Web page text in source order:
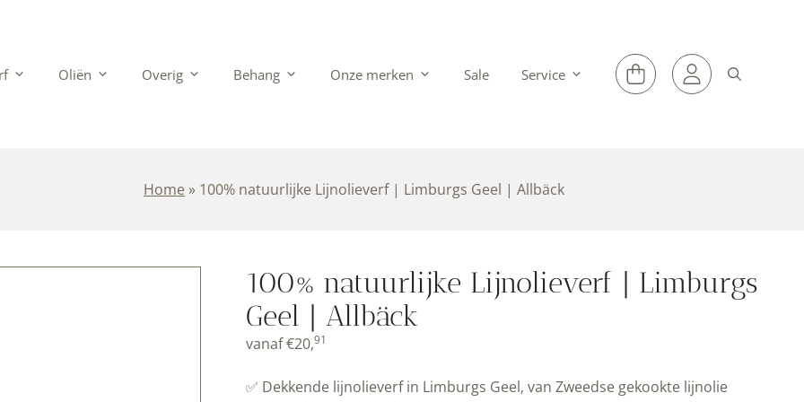
Oliën Overig Behang Onze merken Sale Service
Home » 100% natuurlijke Lijnolieverf | Limburgs Geel | Allbäck
100% natuurlijke Lijnolieverf | Limburgs
Geel | Allbäck
vanaf€20,91
✅ Dekkende lijnolieverf in Limburgs Geel, van Zweedse gekookte lijnolie